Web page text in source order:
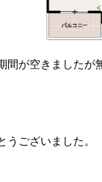
間が空きましたが
うございました。